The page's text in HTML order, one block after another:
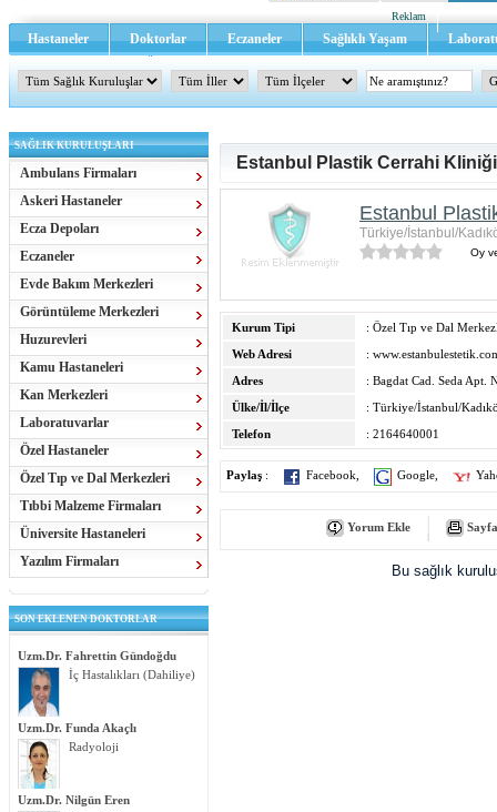
Reklam
Hastaneler Doktorlar Eczaneler Sağlıklı Yaşam
Sağlık TV - Video İletişim
SAĞLIK KURULUŞLARI
Ambulans Firmaları
Askeri Hastaneler
Ecza Depoları
Eczaneler
Evde Bakım Merkezleri
Görüntüleme Merkezleri
Huzurevleri
Kamu Hastaneleri
Kan Merkezleri
Laboratuvarlar
Özel Hastaneler
Özel Tıp ve Dal Merkezleri
Tıbbi Malzeme Firmaları
Üniversite Hastaneleri
Yazılım Firmaları
SON EKLENEN DOKTORLAR
Uzm.Dr. Fahrettin Gündoğdu
İç Hastalıkları (Dahiliye)
Uzm.Dr. Funda Akaçlı
Radyoloji
Uzm.Dr. Nilgün Eren
Estanbul Plastik Cerrahi Kliniği
Estanbul
Türkiye/İstanbul/
Oy
Kurum Tipi
: Özel Tıp ve Dal
Web Adresi
:
Adres
: Bagdat Cad. Seda Apt.
Ülke/İl/İlçe
: Türkiye/İstanbul/
Telefon
: 2164640001
Paylaş : Facebook Google
Yorum Ekle
Bu sağlık